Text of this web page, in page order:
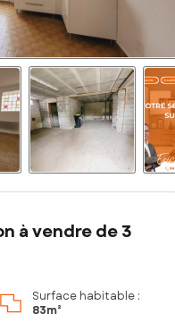
à vendre de 3
Surface habitable :
83m²